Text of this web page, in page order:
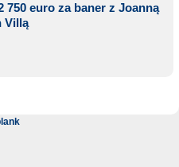
750 euro za baner z Joanną
Villą